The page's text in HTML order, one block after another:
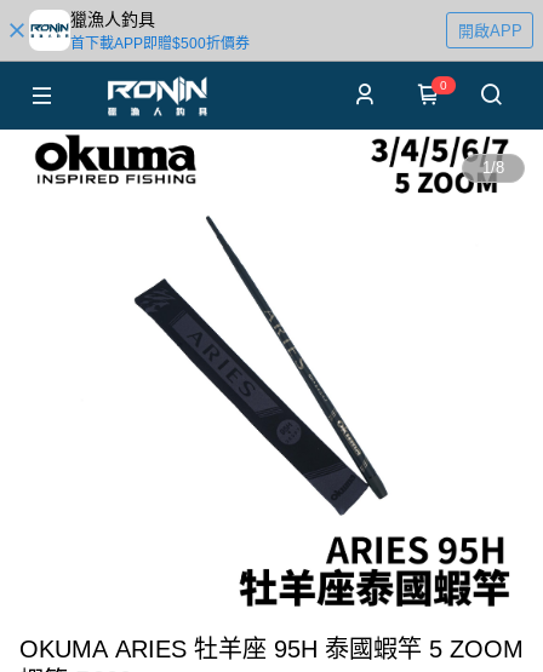
獵漁人釣具
首下載APP即贈$500折價券
開啟APP
0
1/8
OKUMA ARIES 牡羊座 95H 泰國蝦竿 5 ZOOM